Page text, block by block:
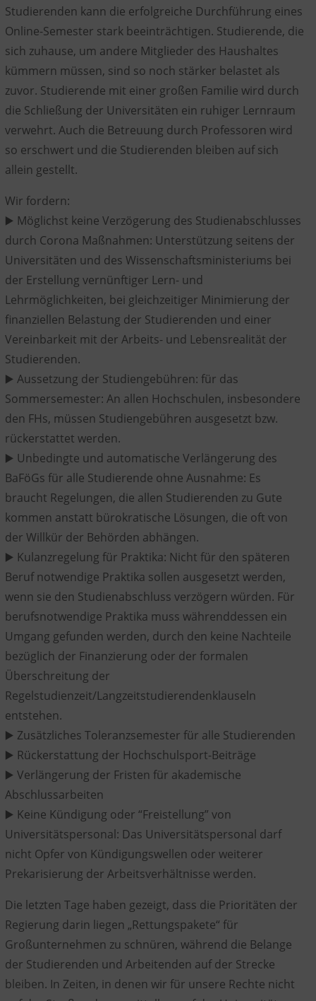
Studierenden kann die erfolgreiche Durchführung eines
Online-Semester stark beeinträchtigen. Studierende, die
sich zuhause, um andere Mitglieder des Haushaltes
kümmern müssen, sind so noch stärker belastet als
zuvor. Studierende mit einer großen Familie wird durch
die Schließung der Universitäten ein ruhiger Lernraum
verwehrt. Auch die Betreuung durch Professoren wird
so erschwert und die Studierenden bleiben auf sich
allein gestellt.
Wir fordern:
▶️ Möglichst keine Verzögerung des Studienabschlusses
durch Corona Maßnahmen: Unterstützung seitens der
Universitäten und des Wissenschaftsministeriums bei
der Erstellung vernünftiger Lern- und
Lehrmöglichkeiten, bei gleichzeitiger Minimierung der
finanziellen Belastung der Studierenden und einer
Vereinbarkeit mit der Arbeits- und Lebensrealität der
Studierenden.
▶️ Aussetzung der Studiengebühren: für das
Sommersemester: An allen Hochschulen, insbesondere
den FHs, müssen Studiengebühren ausgesetzt bzw.
rückerstattet werden.
▶️ Unbedingte und automatische Verlängerung des
BaFöGs für alle Studierende ohne Ausnahme: Es
braucht Regelungen, die allen Studierenden zu Gute
kommen anstatt bürokratische Lösungen, die oft von
der Willkür der Behörden abhängen.
▶️ Kulanzregelung für Praktika: Nicht für den späteren
Beruf notwendige Praktika sollen ausgesetzt werden,
wenn sie den Studienabschluss verzögern würden. Für
berufsnotwendige Praktika muss währenddessen ein
Umgang gefunden werden, durch den keine Nachteile
bezüglich der Finanzierung oder der formalen
Überschreitung der
Regelstudienzeit/Langzeitstudierendenklauseln
entstehen.
▶️ Zusätzliches Toleranzsemester für alle Studierenden
▶️ Rückerstattung der Hochschulsport-Beiträge
▶️ Verlängerung der Fristen für akademische
Abschlussarbeiten
▶️ Keine Kündigung oder “Freistellung” von
Universitätspersonal: Das Universitätspersonal darf
nicht Opfer von Kündigungswellen oder weiterer
Prekarisierung der Arbeitsverhältnisse werden.
Die letzten Tage haben gezeigt, dass die Prioritäten der
Regierung darin liegen „Rettungspakete“ für
Großunternehmen zu schnüren, während die Belange
der Studierenden und Arbeitenden auf der Strecke
bleiben. In Zeiten, in denen wir für unsere Rechte nicht